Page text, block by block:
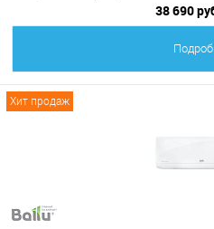
38 690
Хит продаж